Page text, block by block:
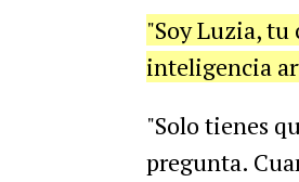
"Soy Luzia, tu
inteligencia
"Solo tienes
pregunta.